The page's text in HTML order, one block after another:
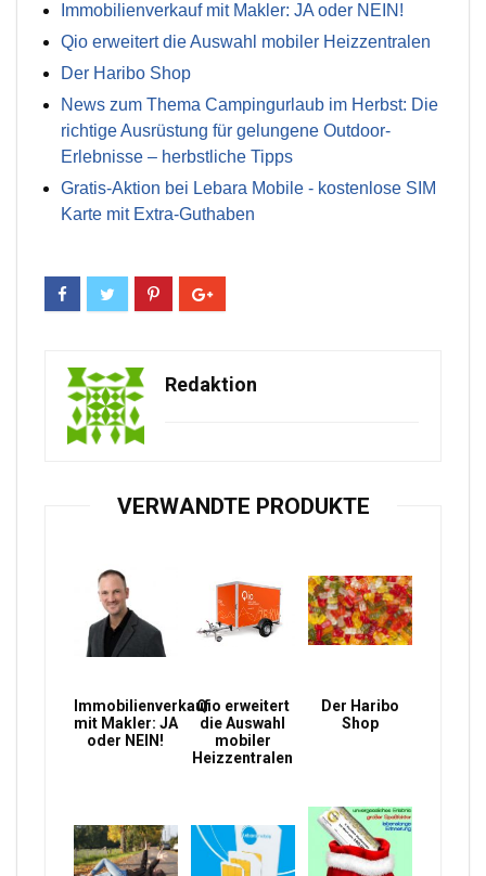
Immobilienverkauf mit Makler: JA oder NEIN!
Qio erweitert die Auswahl mobiler Heizzentralen
Der Haribo Shop
News zum Thema Campingurlaub im Herbst: Die
richtige Ausrüstung für gelungene Outdoor-
Erlebnisse – herbstliche Tipps
Gratis-Aktion bei Lebara Mobile - kostenlose SIM
Karte mit Extra-Guthaben
Redaktion
VERWANDTE PRODUKTE
Immobilienverkauf
mit Makler: JA
oder NEIN!
Qio erweitert
die Auswahl
mobiler
Heizzentralen
Der Haribo
Shop